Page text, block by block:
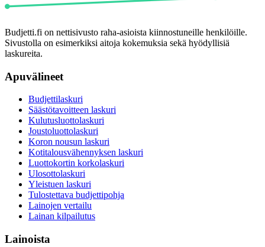
Budjetti.fi on nettisivusto raha-asioista kiinnostuneille henkilöille.
Sivustolla on esimerkiksi aitoja kokemuksia sekä hyödyllisiä
laskureita.
Apuvälineet
Budjettilaskuri
Säästötavoitteen laskuri
Kulutusluottolaskuri
Joustoluottolaskuri
Koron nousun laskuri
Kotitalousvähennyksen laskuri
Luottokortin korkolaskuri
Ulosottolaskuri
Yleistuen laskuri
Tulostettava budjettipohja
Lainojen vertailu
Lainan kilpailutus
Lainoista